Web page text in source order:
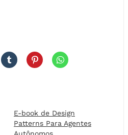
E-book de Design
Patterns Para Agentes